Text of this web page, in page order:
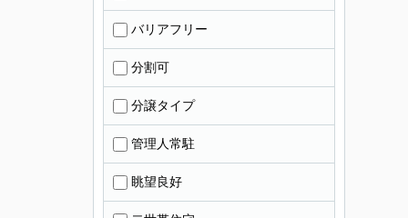
バリアフリー
分割可
分譲タイプ
管理人常駐
眺望良好